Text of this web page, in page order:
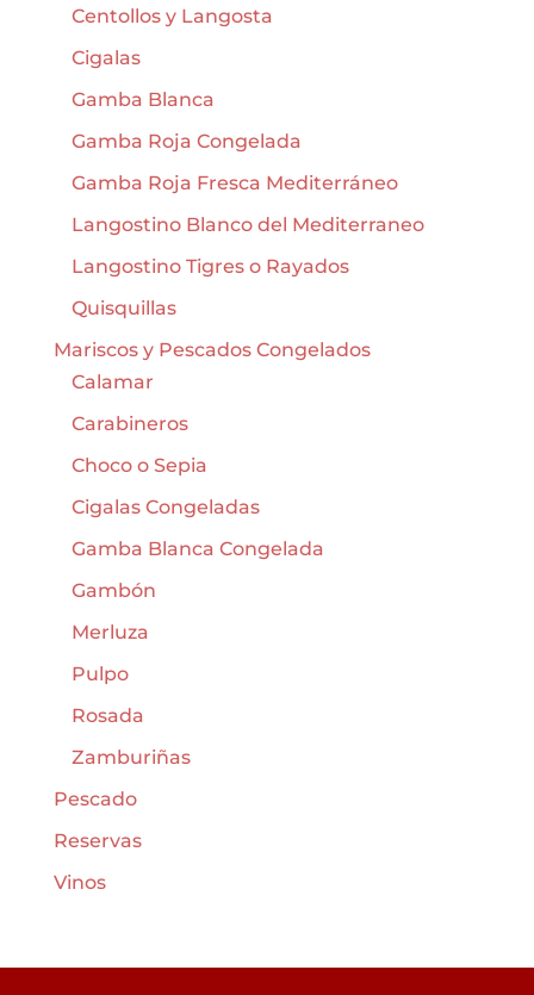
Centollos y Langosta
Cigalas
Gamba Blanca
Gamba Roja Congelada
Gamba Roja Fresca Mediterráneo
Langostino Blanco del Mediterraneo
Langostino Tigres o Rayados
Quisquillas
Mariscos y Pescados Congelados
Calamar
Carabineros
Choco o Sepia
Cigalas Congeladas
Gamba Blanca Congelada
Gambón
Merluza
Pulpo
Rosada
Zamburiñas
Pescado
Reservas
Vinos